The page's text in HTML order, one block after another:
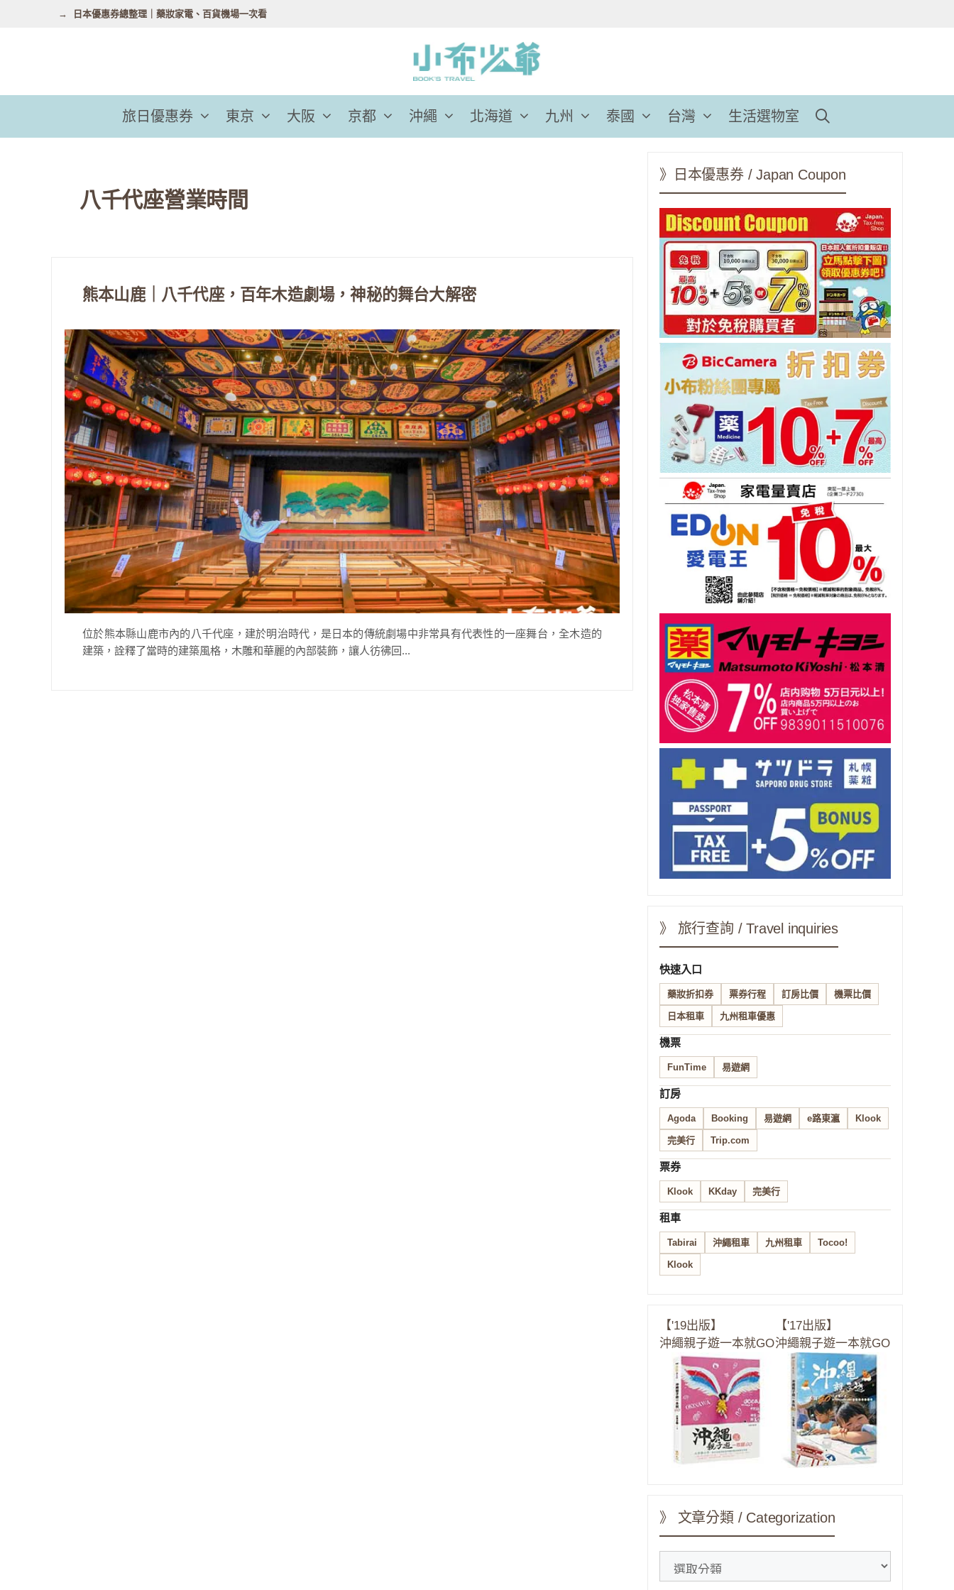
容
日本優惠券總整理｜藥妝家電、百貨機場一次看
旅日優惠券 東京 大阪 京都 沖繩 北海道 九州 泰國 台灣 生活選物室
八千代座營業時間
熊本山鹿｜八千代座，百年木造劇場，神秘的舞台大解密
位於熊本縣山鹿市內的八千代座，建於明治時代，是日本的傳統劇場中非常具有代表性的一座舞台，全木造的
建築，詮釋了當時的建築風格，木雕和華麗的內部裝飾，讓人彷彿回...
》日本優惠券 / Japan Coupon
》 旅行查詢 / Travel inquiries
快速入口
藥妝折扣券 票券行程 訂房比價 機票比價
日本租車 九州租車優惠
機票
FunTime 易遊網
訂房
Agoda Booking 易遊網 e路東瀛 Klook
完美行 Trip.com
票券
Klook KKday 完美行
租車
Tabirai 沖繩租車 九州租車 Tocoo!
Klook
【'19出版】
沖繩親子遊一本就GO
【'17出版】
沖繩親子遊一本就GO
》 文章分類 / Categorization